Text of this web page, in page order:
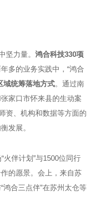
坚力量。 鸿合科技330项
多的业务实践中，“鸿合
域统筹落地方式。通过南
家口市怀来县的生动案
资、机构和数据等方面的
发展。
火伴计划”与1500位同行
的愿景。会上，来自苏
合三点伴”在苏州太仓等